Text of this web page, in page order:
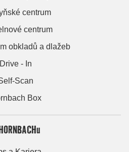
centrum
centrum
obkladů a dlažeb
Drive - In
Scan
Box